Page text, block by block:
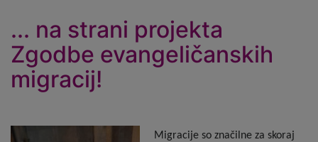
... na strani projekta
Zgodbe evangeličanskih
migracij!
Migracije so značilne za skoraj